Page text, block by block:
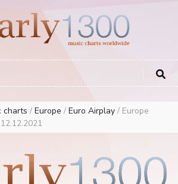
USA and Australia
charts / Europe / Euro Airplay / Europe